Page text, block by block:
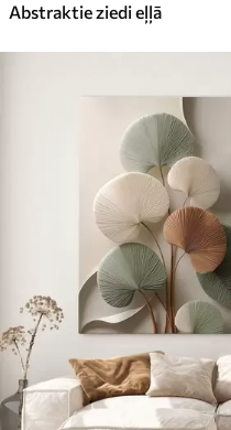
Abstraktie ziedi eļļā